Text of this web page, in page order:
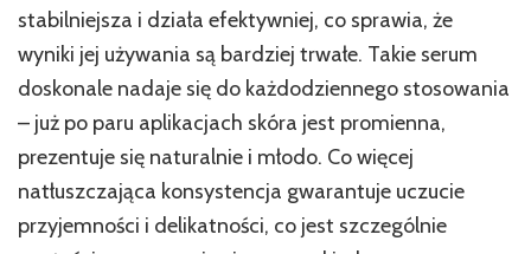
stabilniejsza i działa efektywniej, co sprawia, że
wyniki jej używania są bardziej trwałe. Takie serum
doskonale nadaje się do każdodziennego stosowania
– już po paru aplikacjach skóra jest promienna,
prezentuje się naturalnie i młodo. Co więcej
natłuszczająca konsystencja gwarantuje uczucie
przyjemności i delikatności, co jest szczególnie